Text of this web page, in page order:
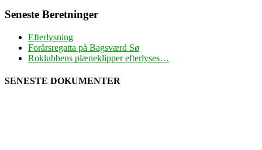
Seneste Beretninger
Efterlysning
Forårsregatta på Bagsværd Sø
Roklubbens plæneklipper efterlyses…
SENESTE DOKUMENTER